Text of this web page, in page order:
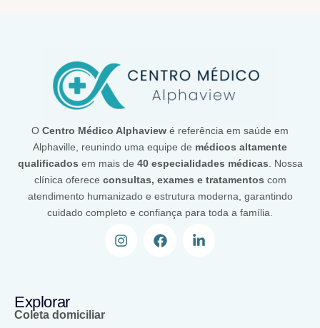
O Centro Médico Alphaview é referência em saúde em
Alphaville, reunindo uma equipe de médicos altamente
qualificados em mais de 40 especialidades médicas . Nossa
clínica oferece consultas, exames e tratamentos com
atendimento humanizado e estrutura moderna, garantindo
cuidado completo e confiança para toda a família.
Explorar
Coleta domiciliar